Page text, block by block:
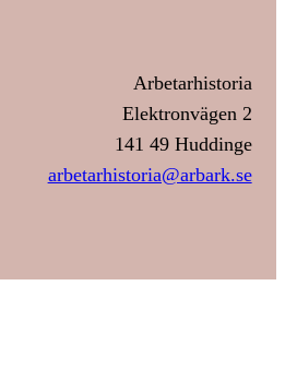
Arbetarhistoria
Elektronvägen 2
141 49 Huddinge
arbetarhistoria@arbark.se